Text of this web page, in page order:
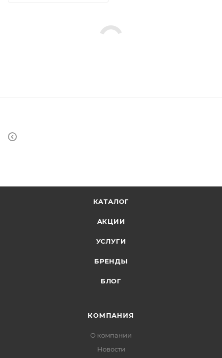
КАТАЛОГ
АКЦИИ
УСЛУГИ
БРЕНДЫ
БЛОГ
КОМПАНИЯ
О компании
Новости